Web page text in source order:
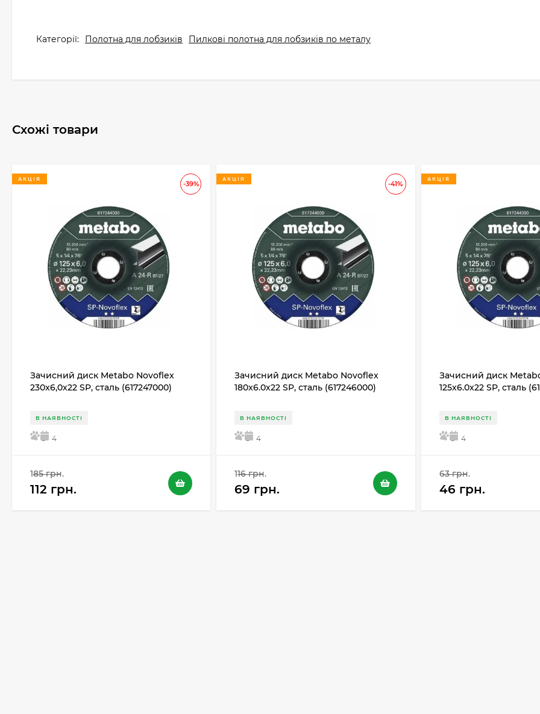
Категорії: Полотна для лобзиків Пилкові полотна для лобзиків по металу
Схожі товари
-39%
АКЦІЯ
Зачисний диск Metabo Novoflex
230x6,0х22 SP, сталь (617247000)
В НАЯВНОСТІ
5 4
185 грн.
112 грн.
-41%
АКЦІЯ
Зачисний диск Metabo Novoflex
180x6.0х22 SP, сталь (617246000)
В НАЯВНОСТІ
5 4
116 грн.
69 грн.
АКЦІЯ
Зачисний диск
125x6.0х22 SP, сталь
В НАЯВНОСТІ
5 4
63 грн.
46 грн.